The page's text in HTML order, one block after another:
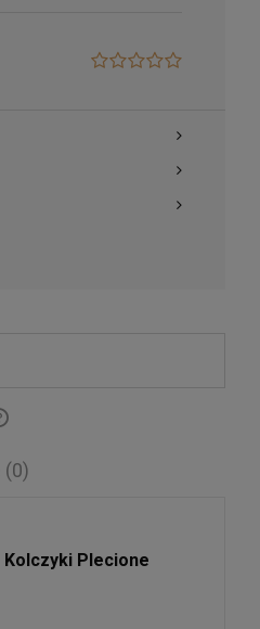
kosztów płatności
(0)
Plecione